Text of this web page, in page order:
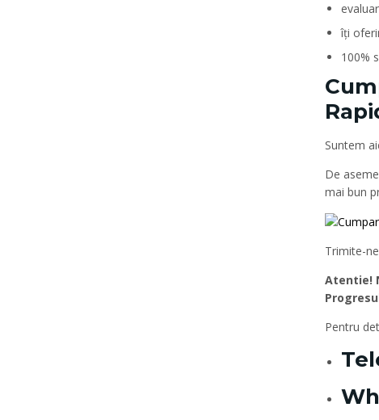
îți
100%
Suntem
De
mai bun
Trimite-
Atentie!
Pentru